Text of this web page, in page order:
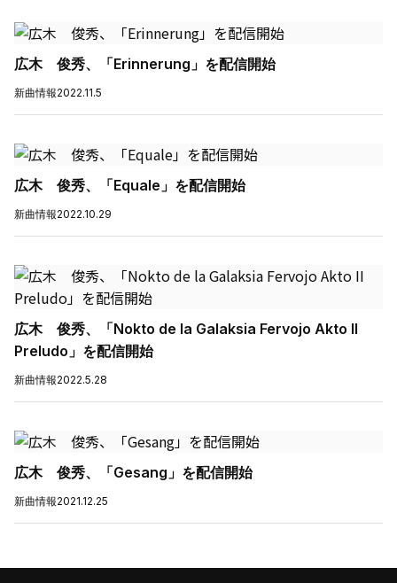
広木 俊秀、「Erinnerung」を配信開始
新曲情報2022.11.5
広木 俊秀、「Equale」を配信開始
新曲情報2022.10.29
広木 俊秀、「Nokto de la Galaksia Fervojo Akto II
Preludo」を配信開始
新曲情報2022.5.28
広木 俊秀、「Gesang」を配信開始
新曲情報2021.12.25